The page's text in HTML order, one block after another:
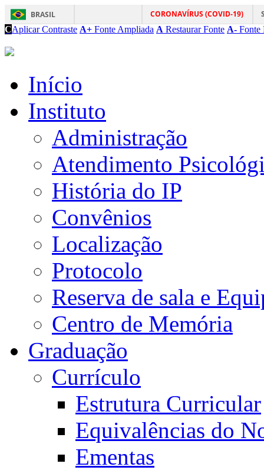
BRASIL CORONAVÍRUS (COVID-19)
CAplicar Contraste A+ Fonte Ampliada A Restaurar Fonte A- Fonte
Início
Instituto
Administração
Atendimento
História do IP
Convênios
Localização
Protocolo
Reserva de sala e
Centro de Memória
Graduação
Currículo
Estrutura Curricular
Equivalências do
Ementas